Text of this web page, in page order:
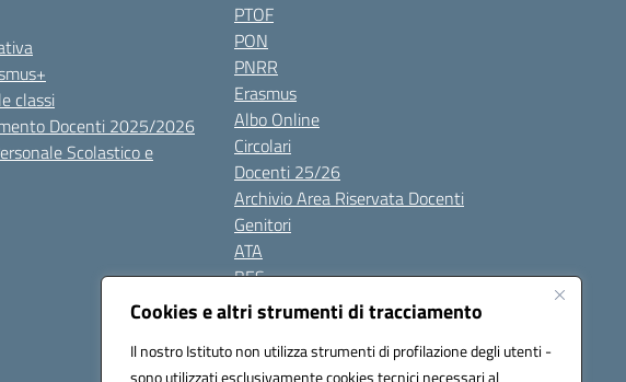
Cookies e altri strumenti di tracciamento
Il nostro Istituto non utilizza strumenti di profilazione degli utenti -
sono utilizzati esclusivamente cookies tecnici necessari al
classi
Docenti 2025/2026
Scolastico e
PTOF
PON
PNRR
Erasmus
Albo Online
Circolari
Docenti 25/26
Archivio Area Riservata Docenti
Genitori
ATA
BES
Modulistica
Gallery